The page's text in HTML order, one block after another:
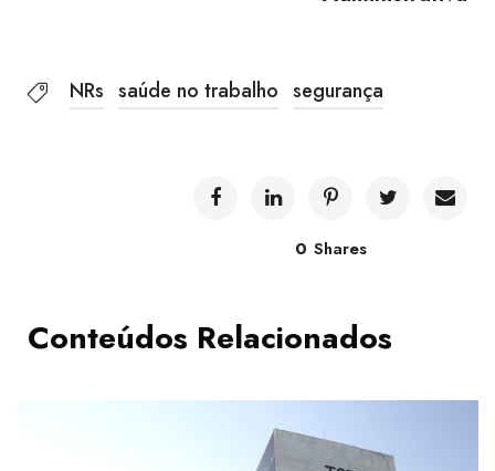
NRs saúde no trabalho segurança
0 Shares
Conteúdos Relacionados